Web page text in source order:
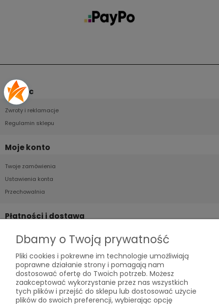
Pomoc
Zwroty i reklamacje
Regulamin sklepu
Moje konto
Twoje zamówienia
Ustawienia konta
Przechowalnia
Płatności i dostawa
Formy płatności
Czas i koszty dostawy
Czas realizacji zamówienia
Informacje
Dbamy o Twoją prywatność
Pliki cookies i pokrewne im technologie umożliwiają
poprawne działanie strony i pomagają nam
dostosować ofertę do Twoich potrzeb. Możesz
zaakceptować wykorzystanie przez nas wszystkich
tych plików i przejść do sklepu lub dostosować użycie
plików do swoich preferencji, wybierając opcję